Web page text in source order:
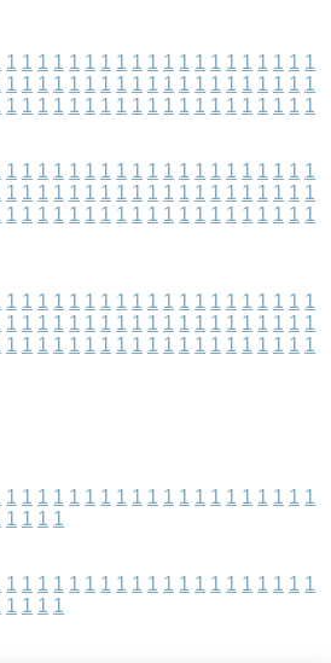
1 1 1 1 1 1 1 1 1 1 1 1 1 1 1 1 1 1 1 1
1 1 1 1 1 1 1 1 1 1 1 1 1 1 1 1 1 1 1 1
1 1 1 1 1 1 1 1 1 1 1 1 1 1 1 1 1 1 1 1
1 1 1 1 1 1 1 1 1 1 1 1 1 1 1 1 1 1 1 1
1 1 1 1 1 1 1 1 1 1 1 1 1 1 1 1 1 1 1 1
1 1 1 1 1 1 1 1 1 1 1 1 1 1 1 1 1 1 1 1
1 1 1 1 1 1 1 1 1 1 1 1 1 1 1 1 1 1 1 1
1 1 1 1 1 1 1 1 1 1 1 1 1 1 1 1 1 1 1 1
1 1 1 1 1 1 1 1 1 1 1 1 1 1 1 1 1 1 1 1
1 1 1 1 1 1 1 1 1 1 1 1 1 1 1 1 1 1 1 1
1 1 1 1
1 1 1 1 1 1 1 1 1 1 1 1 1 1 1 1 1 1 1 1
1 1 1 1